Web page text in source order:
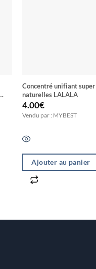
Concentré unifiant super
naturelles LALALA
4.00€
Vendu par : MYBEST
Ajouter au panier